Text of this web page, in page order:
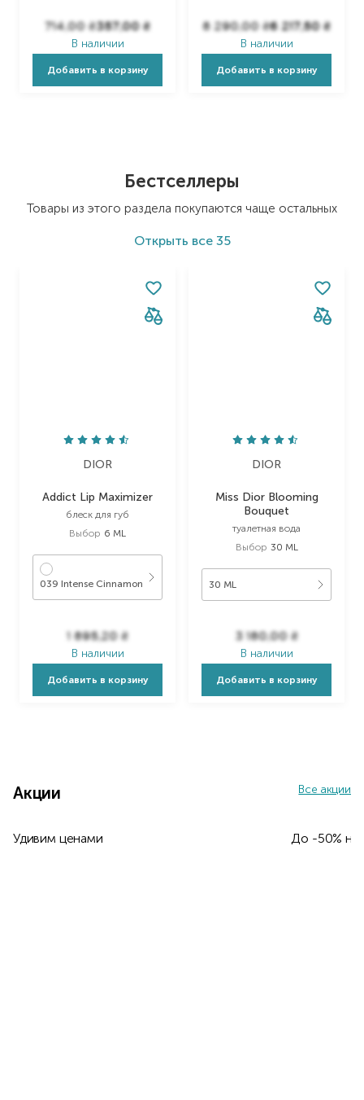
714,00 ₴357,00₴
В наличии
Добавить в корзину
8 290,00 ₴6 217,50₴
В наличии
Добавить в корзину
Бестселлеры
Товары из этого раздела покупаются чаще остальных
Открыть все 35
DIOR
Addict Lip Maximizer
блеск для губ
Выбор 6 ML
039 Intense Cinnamon
1 895,20 ₴
В наличии
Добавить в корзину
DIOR
Miss Dior Blooming
Bouquet
туалетная вода
Выбор 30 ML
30 ML
3 180,00 ₴
В наличии
Добавить в корзину
Акции Все акции
Удивим ценами До -50% на